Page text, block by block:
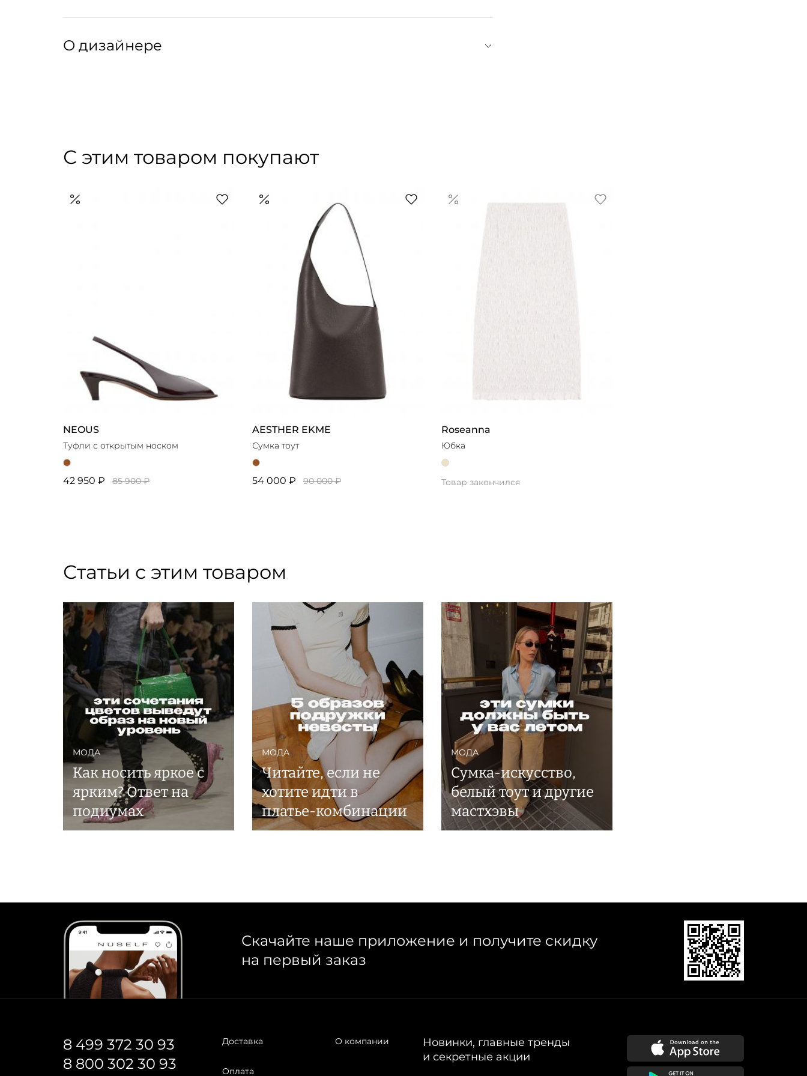
О дизайнере
С этим товаром покупают
NEOUS
Туфли с открытым носком
42 950 ₽ 85 900 ₽
AESTHER EKME
Сумка тоут
54 000 ₽ 90 000 ₽
Roseanna
Юбка
Товар закончился
Статьи с этим товаром
МОДА
Как носить яркое с
ярким? Ответ на
подиумах
МОДА
Читайте, если не
хотите идти в
платье-комбинации
МОДА
Сумка-искусство,
белый тоут и другие
мастхэвы
Скачайте наше приложение и получите скидку
на первый заказ
8 499 372 30 93
8 800 302 30 93
Доставка
Оплата
О компании
Новинки, главные тренды
и секретные акции